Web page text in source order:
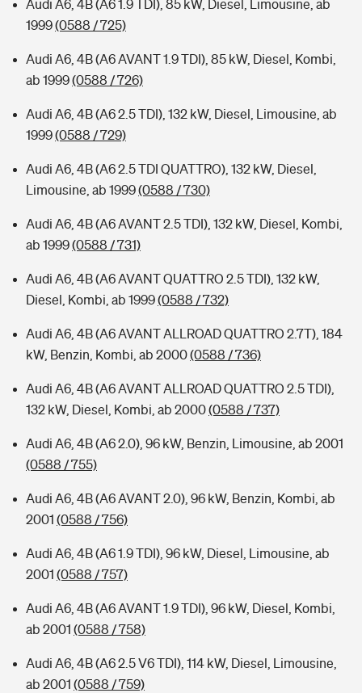
Audi A6, 4B (A6 1.9 TDI), 85 kW, Diesel, Limousine, ab
1999(0588 / 725)
Audi A6, 4B (A6 AVANT 1.9 TDI), 85 kW, Diesel, Kombi,
ab 1999(0588 / 726)
Audi A6, 4B (A6 2.5 TDI), 132 kW, Diesel, Limousine, ab
1999(0588 / 729)
Audi A6, 4B (A6 2.5 TDI QUATTRO), 132 kW, Diesel,
Limousine, ab 1999(0588 / 730)
Audi A6, 4B (A6 AVANT 2.5 TDI), 132 kW, Diesel, Kombi,
ab 1999(0588 / 731)
Audi A6, 4B (A6 AVANT QUATTRO 2.5 TDI), 132 kW,
Diesel, Kombi, ab 1999(0588 / 732)
Audi A6, 4B (A6 AVANT ALLROAD QUATTRO 2.7T), 184
kW, Benzin, Kombi, ab 2000(0588 / 736)
Audi A6, 4B (A6 AVANT ALLROAD QUATTRO 2.5 TDI),
132 kW, Diesel, Kombi, ab 2000(0588 / 737)
Audi A6, 4B (A6 2.0), 96 kW, Benzin, Limousine, ab 2001
(0588 / 755)
Audi A6, 4B (A6 AVANT 2.0), 96 kW, Benzin, Kombi, ab
2001 (0588 / 756)
Audi A6, 4B (A6 1.9 TDI), 96 kW, Diesel, Limousine, ab
2001 (0588 / 757)
Audi A6, 4B (A6 AVANT 1.9 TDI), 96 kW, Diesel, Kombi,
ab 2001 (0588 / 758)
Audi A6, 4B (A6 2.5 V6 TDI), 114 kW, Diesel, Limousine,
ab 2001 (0588 / 759)